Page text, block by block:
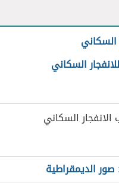
السكاني
السكاني
صور الديمقراطية